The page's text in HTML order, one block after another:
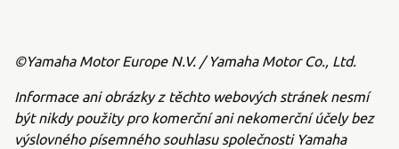
©Yamaha Motor Europe N.V. / Yamaha Motor Co., Ltd.
Informace ani obrázky z těchto webových stránek nesmí
být nikdy použity pro komerční ani nekomerční účely bez
výslovného písemného souhlasu společnosti Yamaha